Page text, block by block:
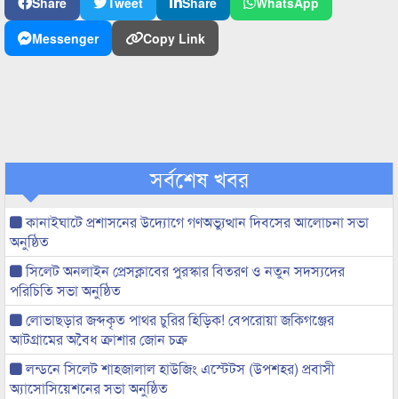
Messenger
Copy Link
সর্বশেষ খবর
কানাইঘাটে প্রশাসনের উদ্যোগে গণঅভ্যুত্থান দিবসের আলোচনা সভা
অনুষ্ঠিত
সিলেট অনলাইন প্রেসক্লাবের পুরস্কার বিতরণ ও নতুন সদস্যদের
পরিচিতি সভা অনুষ্ঠিত
লোভাছড়ার জব্দকৃত পাথর চুরির হিড়িক! বেপরোয়া জকিগঞ্জের
আটগ্রামের অবৈধ ক্রাশার জোন চক্র
লন্ডনে সিলেট শাহজালাল হাউজিং এস্টেটস (উপশহর) প্রবাসী
অ্যাসোসিয়েশনের সভা অনুষ্ঠিত